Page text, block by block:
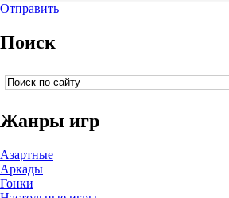
Отправить
Поиск
Жанры игр
Азартные
Аркады
Гонки